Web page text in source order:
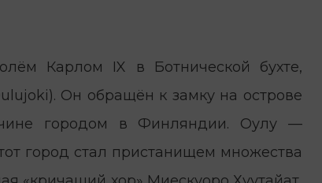
Карлом IX в Ботнической бухте,
Он обращён к замку на острове
городом в Финляндии. Оулу —
город стал пристанищем множества